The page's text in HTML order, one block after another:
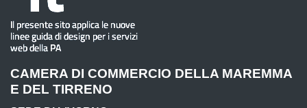
CAMERA DI COMMERCIO DELLA MAREMMA
E DEL TIRRENO